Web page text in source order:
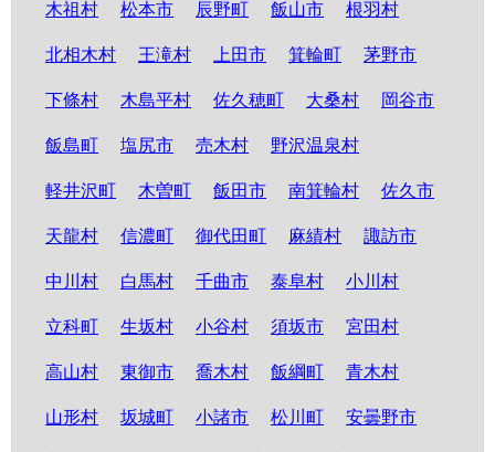
木祖村 松本市 辰野町 飯山市 根羽村
北相木村 王滝村 上田市 箕輪町 茅野市
下條村 木島平村 佐久穂町 大桑村 岡谷市
飯島町 塩尻市 売木村 野沢温泉村
軽井沢町 木曽町 飯田市 南箕輪村 佐久市
天龍村 信濃町 御代田町 麻績村 諏訪市
中川村 白馬村 千曲市 泰阜村 小川村
立科町 生坂村 小谷村 須坂市 宮田村
高山村 東御市 喬木村 飯綱町 青木村
山形村 坂城町 小諸市 松川町 安曇野市